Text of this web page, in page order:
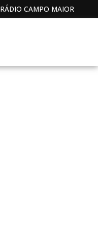
RÁDIO CAMPO MAIOR